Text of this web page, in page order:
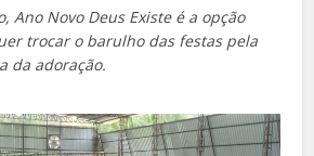
Ano Novo Deus Existe é a opção
trocar o barulho das festas pela
da adoração.